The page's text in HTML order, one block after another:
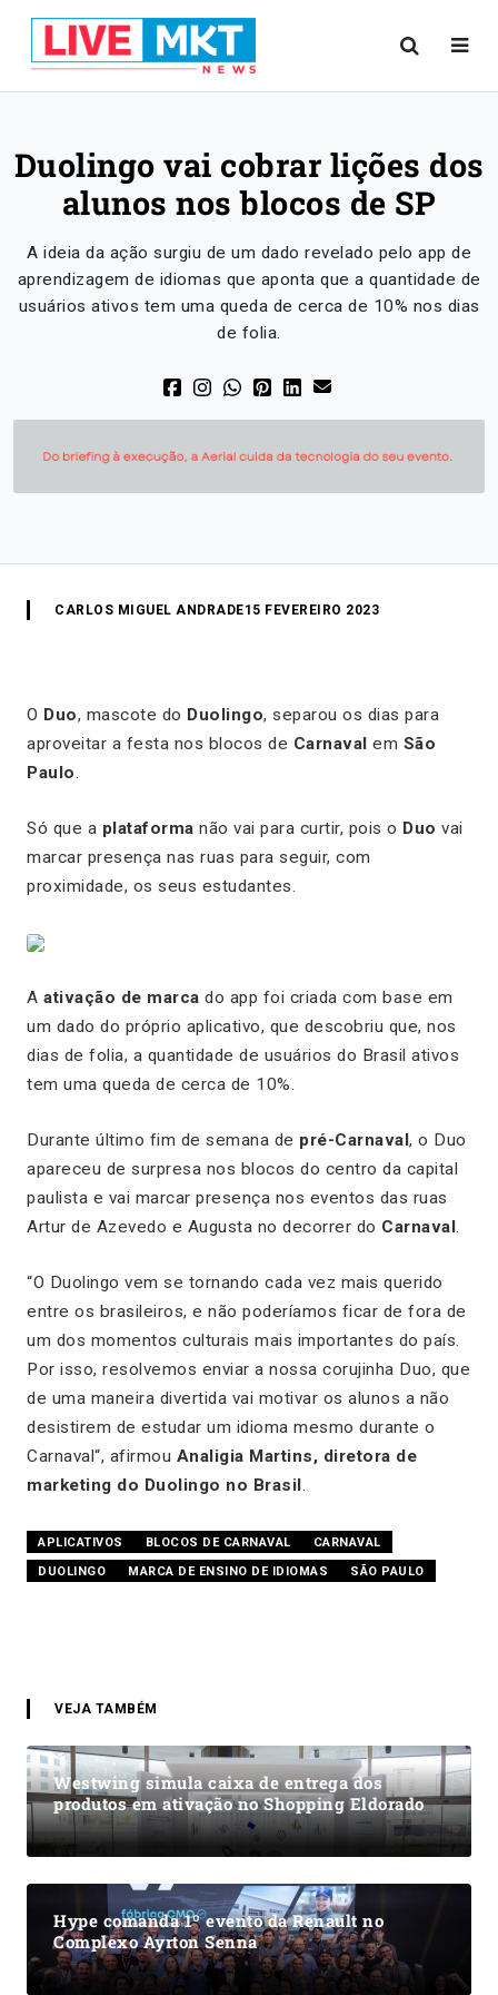
Duolingo vai cobrar lições dos
alunos nos blocos de SP
A ideia da ação surgiu de um dado revelado pelo app de
aprendizagem de idiomas que aponta que a quantidade de
usuários ativos tem uma queda de cerca de 10% nos dias
de folia.
CARLOS MIGUEL ANDRADE15 FEVEREIRO 2023
O Duo, mascote do Duolingo, separou os dias para
aproveitar a festa nos blocos de Carnaval em São
Paulo.
Só que a plataforma não vai para curtir, pois o Duo vai
marcar presença nas ruas para seguir, com
proximidade, os seus estudantes.
A ativação de marca do app foi criada com base em
um dado do próprio aplicativo, que descobriu que, nos
dias de folia, a quantidade de usuários do Brasil ativos
tem uma queda de cerca de 10%.
Durante último fim de semana de pré-Carnaval, o Duo
apareceu de surpresa nos blocos do centro da capital
paulista e vai marcar presença nos eventos das ruas
Artur de Azevedo e Augusta no decorrer do Carnaval.
“O Duolingo vem se tornando cada vez mais querido
entre os brasileiros, e não poderíamos ficar de fora de
um dos momentos culturais mais importantes do país.
Por isso, resolvemos enviar a nossa corujinha Duo, que
de uma maneira divertida vai motivar os alunos a não
desistirem de estudar um idioma mesmo durante o
Carnaval“, afirmou Analigia Martins, diretora de
marketing do Duolingo no Brasil.
APLICATIVOS BLOCOS DE CARNAVAL
CARNAVAL
DUOLINGO
MARCA DE ENSINO DE IDIOMAS SÃO PAULO
VEJA TAMBÉM
Westwing simula caixa de entrega dos
produtos em ativação no Shopping Eldorado
Hype comanda 1º evento da Renault no
Complexo Ayrton Senna